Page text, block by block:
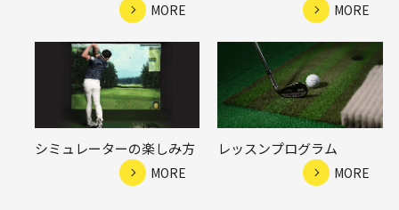
MORE MORE
シミュレーターの楽しみ方
MORE
レッスンプログラム
MORE